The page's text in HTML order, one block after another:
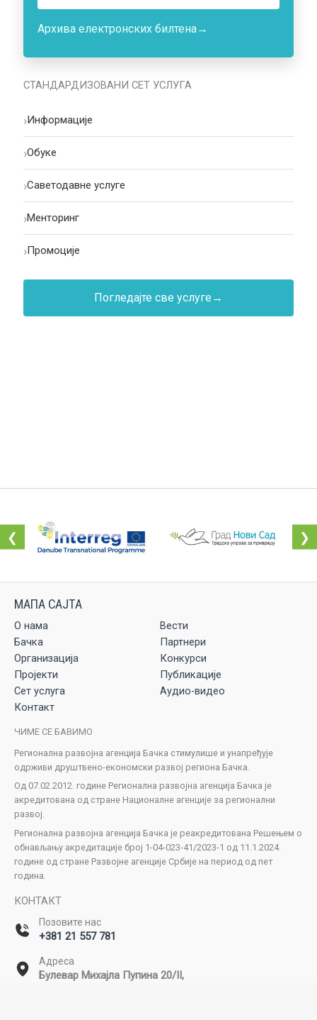
Архива електронских билтена→
СТАНДАРДИЗОВАНИ СЕТ УСЛУГА
›Информације
›Oбуке
›Саветодавне услуге
›Менторинг
›Промоције
Погледајте све услуге →
❮ ❯
О нама
Вести
Бачка
Партнери
Организација
Конкурси
Пројекти
Публикације
Сет услуга
Аудио-видео
Контакт
ЧИМЕ СЕ БАВИМО
Регионална развојна агенција Бачка стимулише и унапређује
одрживи друштвено-економски развој региона Бачка.
Од 07.02.2012. године Регионална развојна агенција Бачка је
акредитована од стране Националне агенције за регионални
развој.
Регионална развојна агенција Бачка је реакредитована Решењем о
обнављању акредитације број 1-04-023-41/2023-1 од 11.1.2024.
године од стране Развојне агенције Србије на период од пет
година.
КОНТАКТ
Позовите нас
+381 21 557 781
Адреса
Булевар Михајла Пупина 20/II,